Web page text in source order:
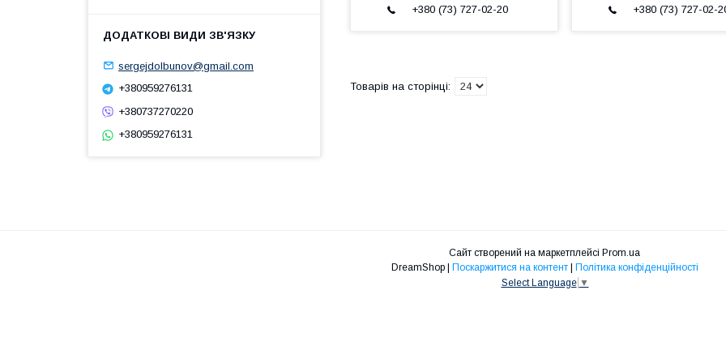
+380 (73) 727-02-20 +380 (73) 727-02-
sergejdolbunov@gmail.com
+380959276131
+380737270220
+380959276131
Сайт створений на маркетплейсі Prom.ua
Поскаржитися на контент
Політика конфіденційності
Select Language ▼